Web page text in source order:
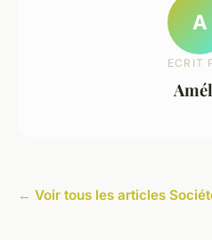
A
ECRIT
← Voir tous les articles